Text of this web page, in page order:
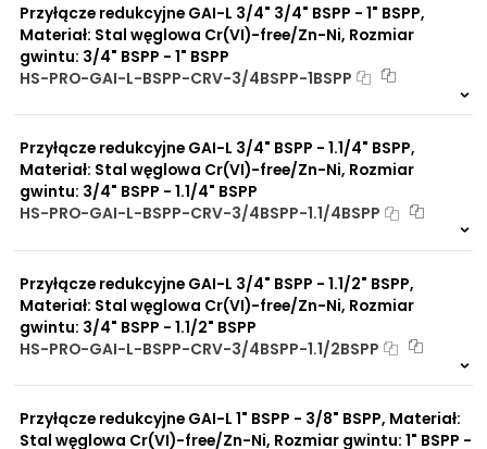
Przyłącze redukcyjne GAI-L 3/4" 3/4" BSPP - 1" BSPP,
Materiał: Stal węglowa Cr(VI)-free/Zn-Ni, Rozmiar
gwintu: 3/4" BSPP - 1" BSPP
HS-PRO-GAI-L-BSPP-CRV-3/4BSPP-1BSPP
Przyłącze redukcyjne GAI-L 3/4" BSPP - 1.1/4" BSPP,
Materiał: Stal węglowa Cr(VI)-free/Zn-Ni, Rozmiar
gwintu: 3/4" BSPP - 1.1/4" BSPP
HS-PRO-GAI-L-BSPP-CRV-3/4BSPP-1.1/4BSPP
Przyłącze redukcyjne GAI-L 3/4" BSPP - 1.1/2" BSPP,
Materiał: Stal węglowa Cr(VI)-free/Zn-Ni, Rozmiar
gwintu: 3/4" BSPP - 1.1/2" BSPP
HS-PRO-GAI-L-BSPP-CRV-3/4BSPP-1.1/2BSPP
Przyłącze redukcyjne GAI-L 1" BSPP - 3/8" BSPP, Materiał:
Stal węglowa Cr(VI)-free/Zn-Ni, Rozmiar gwintu: 1" BSPP -